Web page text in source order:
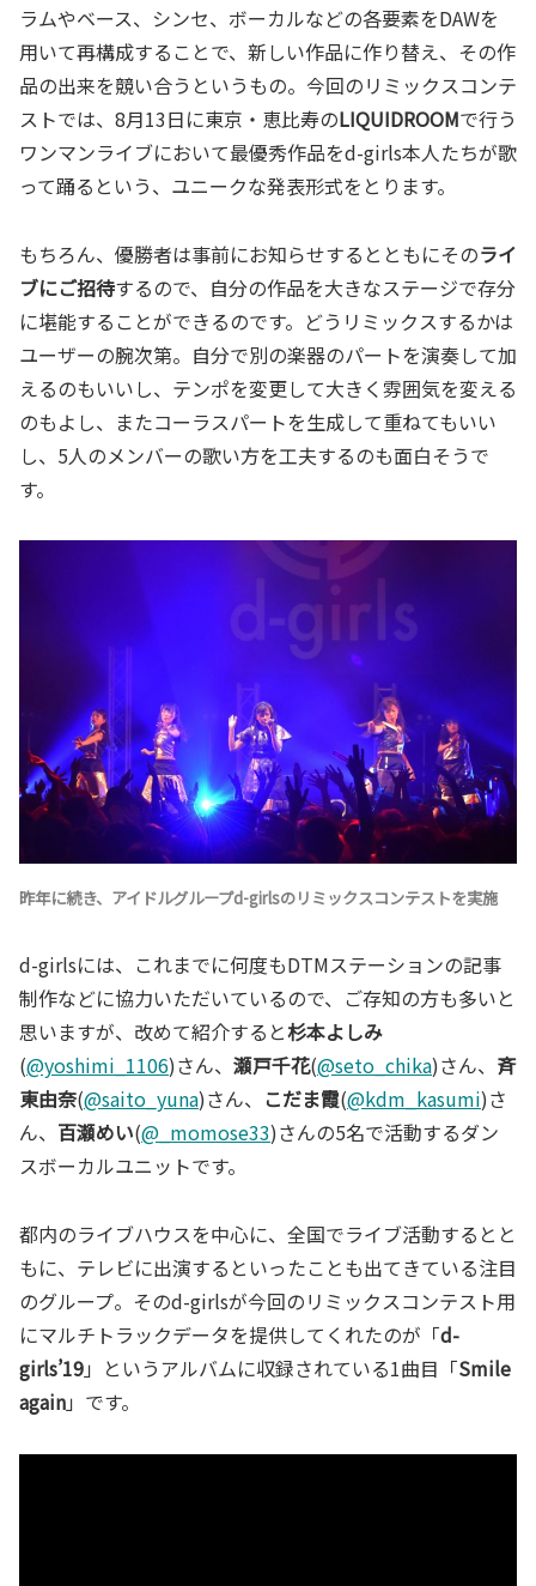
ラムやベース、シンセ、ボーカルなどの各要素をDAWを
用いて再構成することで、新しい作品に作り替え、その作
品の出来を競い合うというもの。今回のリミックスコンテ
ストでは、8月13日に東京・恵比寿のLIQUIDROOMで行う
ワンマンライブにおいて最優秀作品をd-girls本人たちが歌
って踊るという、ユニークな発表形式をとります。
もちろん、優勝者は事前にお知らせするとともにそのライ
ブにご招待するので、自分の作品を大きなステージで存分
に堪能することができるのです。どうリミックスするかは
ユーザーの腕次第。自分で別の楽器のパートを演奏して加
えるのもいいし、テンポを変更して大きく雰囲気を変える
のもよし、またコーラスパートを生成して重ねてもいい
し、5人のメンバーの歌い方を工夫するのも面白そうで
す。
昨年に続き、アイドルグループd-girlsのリミックスコンテストを実施
d-girlsには、これまでに何度もDTMステーションの記事
制作などに協力いただいているので、ご存知の方も多いと
思いますが、改めて紹介すると杉本よしみ
(@yoshimi_1106)さん、 瀬戸千花(@seto_chika)さん、 斉
東由奈(@saito_yuna)さん、 こだま霞(@kdm_kasumi)さ
ん、 百瀬めい(@_momose33)さんの5名で活動するダン
スボーカルユニットです。
都内のライブハウスを中心に、全国でライブ活動するとと
もに、テレビに出演するといったことも出てきている注目
のグループ。そのd-girlsが今回のリミックスコンテスト用
にマルチトラックデータを提供してくれたのが「d-
girls’19」というアルバムに収録されている1曲目「Smile
again」です。